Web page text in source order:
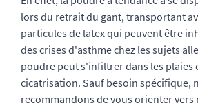
lors du retrait du gant, transportant
particules de latex qui peuvent être
des crises d'asthme chez les sujets
poudre peut s'infiltrer dans les plaies
cicatrisation. Sauf besoin spécifique,
recommandons de vous orienter vers